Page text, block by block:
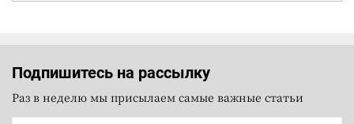
Подпишитесь на рассылку
Раз в неделю мы присылаем самые важные статьи